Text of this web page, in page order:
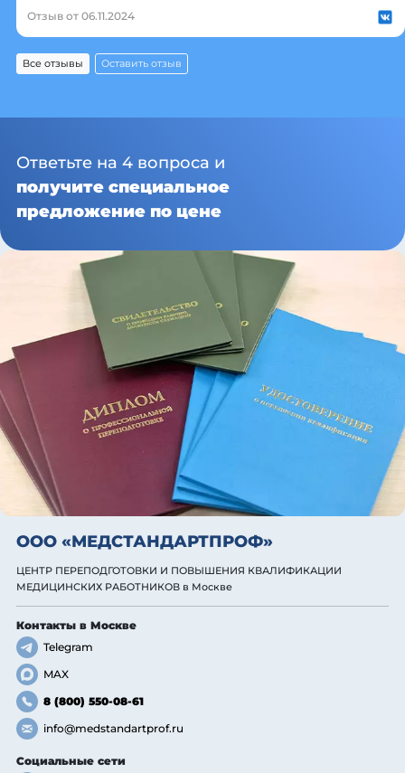
Отзыв от 06.11.2024
Все отзывы Оставить отзыв
Ответьте на 4 вопроса и
получите специальное
предложение по цене
ООО «МЕДСТАНДАРТПРОФ»
ЦЕНТР ПЕРЕПОДГОТОВКИ И ПОВЫШЕНИЯ КВАЛИФИКАЦИИ
МЕДИЦИНСКИХ РАБОТНИКОВ в Москве
Контакты в Москве
Telegram
MAX
8 (800) 550-08-61
info@medstandartprof.ru
Социальные сети